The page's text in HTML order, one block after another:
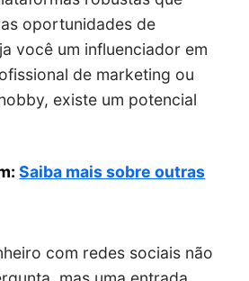
oportunidades de
você um influenciador em
de marketing ou
existe um potencial
Saiba mais sobre outras
com redes sociais não